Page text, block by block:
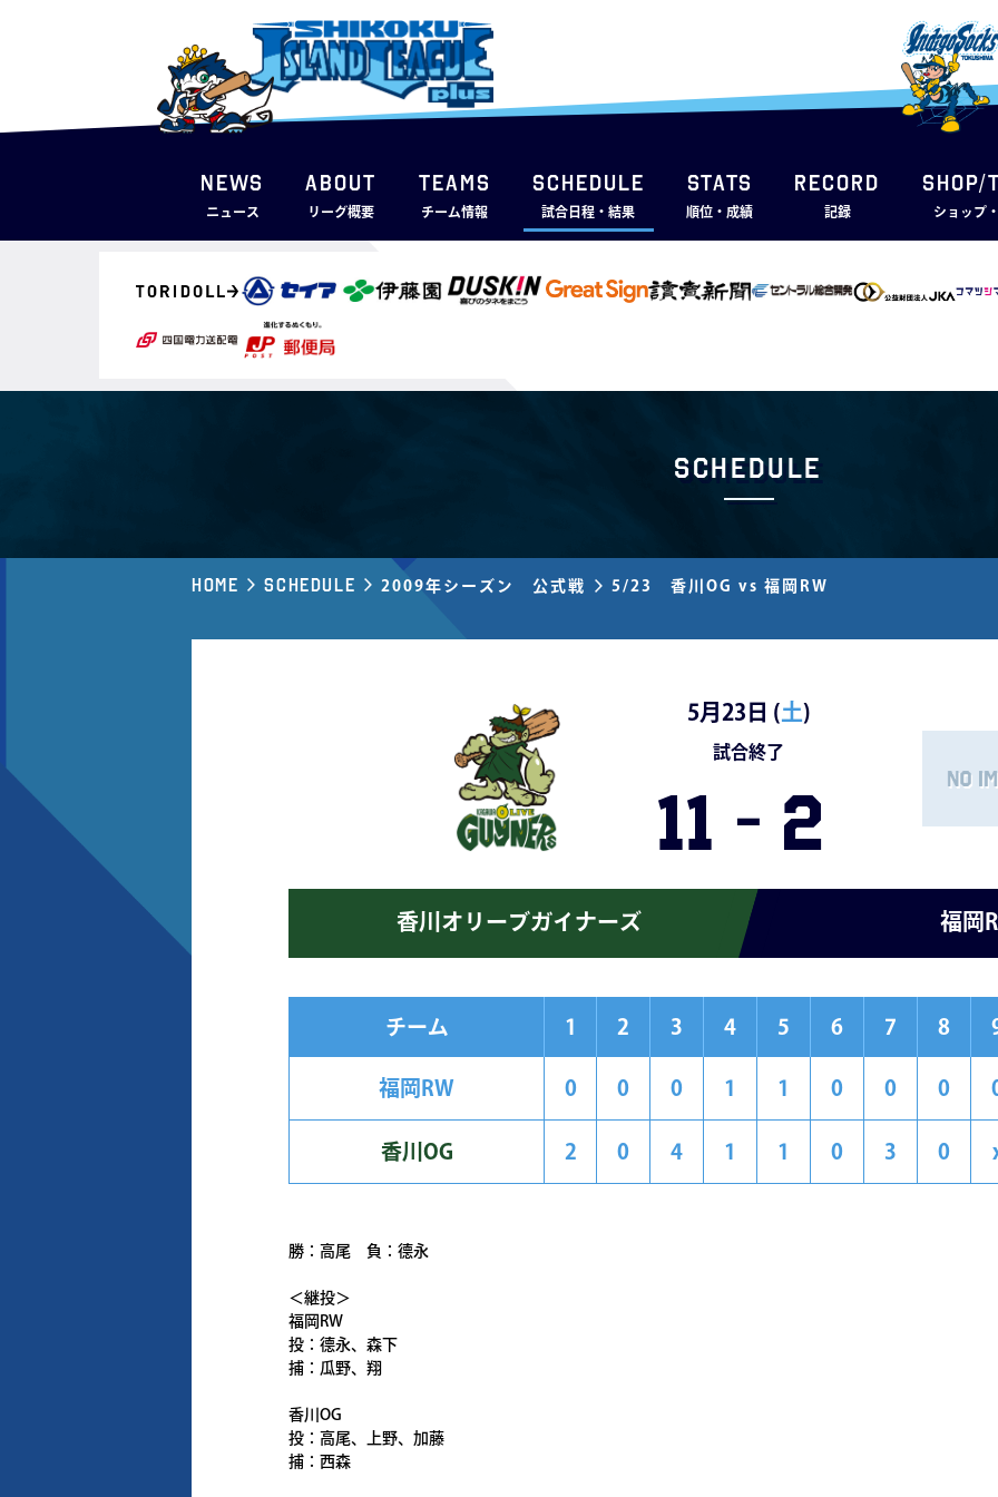
NEWS
ニュース
ABOUT
リーグ概要
TEAMS
チーム情報
SCHEDULE
試合日程・結果
STATS
順位・成績
RECORD
記録
SHOP/
ショップ
Schedule
Home Schedule 2009年シーズン 公式戦 5/23 香川OG vs 福岡RW
5月23日 (土)
試合終了
11 - 2
香川オリーブガイナーズ 福岡
チーム 1 2 3 4 5 6 7 8
福岡RW 0 0 0 1 1 0 0 0
香川OG 2 0 4 1 1 0 3 0
勝：高尾 負：德永
＜継投＞
福岡RW
投：德永、森下
捕：瓜野、翔
香川OG
投：高尾、上野、加藤
捕：西森